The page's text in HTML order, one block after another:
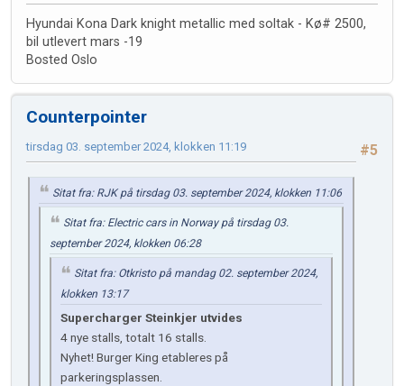
Hyundai Kona Dark knight metallic med soltak - Kø# 2500,
bil utlevert mars -19
Bosted Oslo
Counterpointer
#5
tirsdag 03. september 2024, klokken 11:19
Sitat fra: RJK på tirsdag 03. september 2024, klokken 11:06
Sitat fra: Electric cars in Norway på tirsdag 03.
september 2024, klokken 06:28
Sitat fra: Otkristo på mandag 02. september 2024,
klokken 13:17
Supercharger Steinkjer utvides
4 nye stalls, totalt 16 stalls.
Nyhet! Burger King etableres på
parkeringsplassen.